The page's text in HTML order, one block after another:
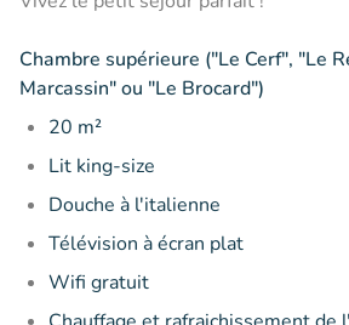
Chambre supérieure ("Le Cerf", "Le
Marcassin" ou "Le Brocard")
20 m²
Lit king-size
Douche à l'italienne
Télévision à écran plat
Wifi gratuit